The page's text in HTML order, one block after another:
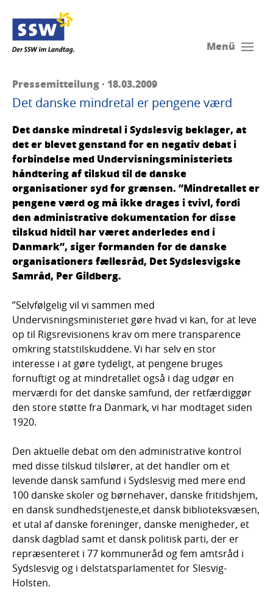
Menü
Pressemitteilung · 18.03.2009
Det danske mindretal er pengene værd
Det danske mindretal i Sydslesvig beklager, at
det er blevet genstand for en negativ debat i
forbindelse med Undervisningsministeriets
håndtering af tilskud til de danske
organisationer syd for grænsen. ”Mindretallet er
pengene værd og må ikke drages i tvivl, fordi
den administrative dokumentation for disse
tilskud hidtil har været anderledes end i
Danmark”, siger formanden for de danske
organisationers fællesråd, Det Sydslesvigske
Samråd, Per Gildberg.
”Selvfølgelig vil vi sammen med
Undervisningsministeriet gøre hvad vi kan, for at leve
op til Rigsrevisionens krav om mere transparence
omkring statstilskuddene. Vi har selv en stor
interesse i at gøre tydeligt, at pengene bruges
fornuftigt og at mindretallet også i dag udgør en
merværdi for det danske samfund, der retfærdiggør
den store støtte fra Danmark, vi har modtaget siden
1920.
Den aktuelle debat om den administrative kontrol
med disse tilskud tilslører, at det handler om et
levende dansk samfund i Sydslesvig med mere end
100 danske skoler og børnehaver, danske fritidshjem,
en dansk sundhedstjeneste,et dansk biblioteksvæsen,
et utal af danske foreninger, danske menigheder, et
dansk dagblad samt et dansk politisk parti, der er
repræsenteret i 77 kommuneråd og fem amtsråd i
Sydslesvig og i delstatsparlamentet for Slesvig-
Holsten.